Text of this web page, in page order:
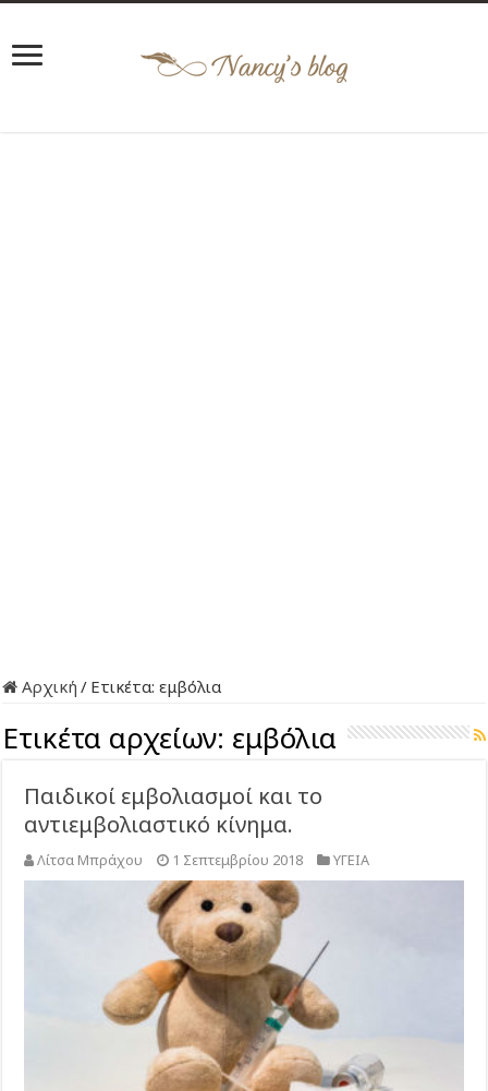
Αρχική / Ετικέτα:εμβόλια
Ετικέτα αρχείων: εμβόλια
Παιδικοί εμβολιασμοί και το
αντιεμβολιαστικό κίνημα.
Λίτσα Μπράχου 1 Σεπτεμβρίου 2018 ΥΓΕΙΑ